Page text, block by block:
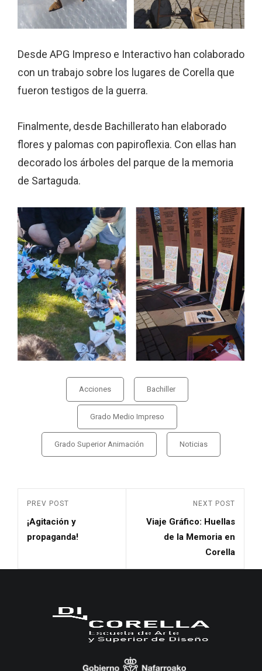
Desde APG Impreso e Interactivo han colaborado
con un trabajo sobre los lugares de Corella que
fueron testigos de la guerra.
Finalmente, desde Bachillerato han elaborado
flores y palomas con papiroflexia. Con ellas han
decorado los árboles del parque de la memoria
de Sartaguda.
Acciones Bachiller
Grado Medio Impreso
Grado Superior Animación Noticias
PREV POST
¡Agitación y
propaganda!
NEXT POST
Viaje Gráfico: Huellas
de la Memoria en
Corella